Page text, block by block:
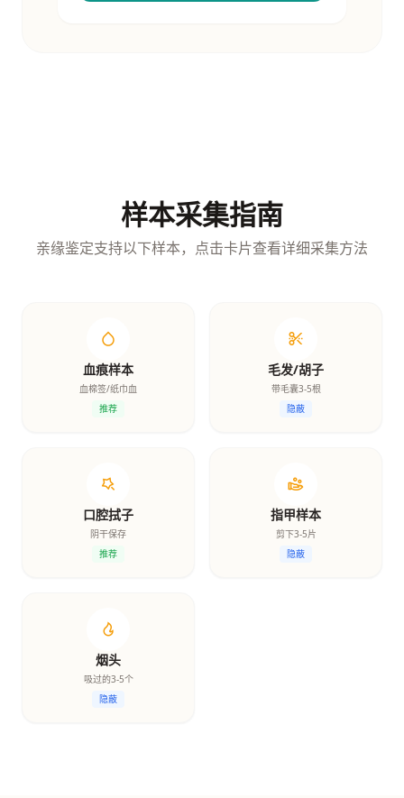
样本采集指南
亲缘鉴定支持以下样本，点击卡片查看详细采集方法
血痕样本
血棉签/纸巾血
推荐
毛发/胡子
带毛囊3-5根
隐蔽
口腔拭子
阴干保存
推荐
指甲样本
剪下3-5片
隐蔽
烟头
吸过的3-5个
隐蔽